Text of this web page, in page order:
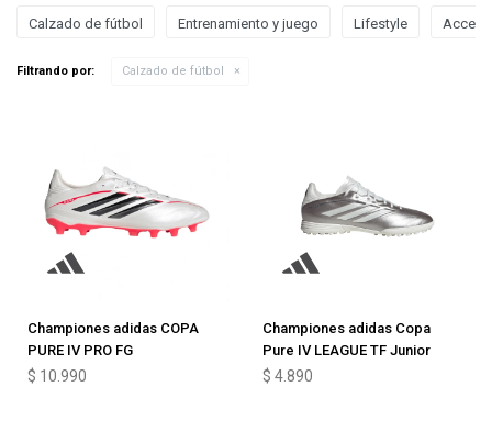
Calzado de fútbol Entrenamiento y juego Lifestyle
Filtrando por: Calzado de fútbol
Championes adidas COPA
PURE IV PRO FG
$ 10.990
Championes adidas Copa
Pure IV LEAGUE TF Junior
$ 4.890